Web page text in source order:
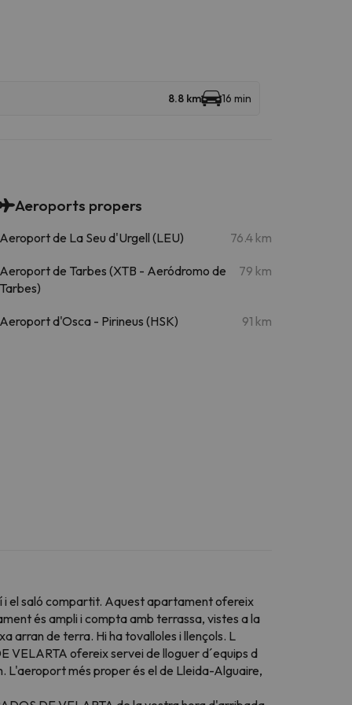
8.8 km 16 min
Aeroports propers
Aeroport de La Seu d'Urgell (LEU) 76.4 km
Aeroport de Tarbes (XTB - Aeródromo de
Tarbes)
79 km
Aeroport d'Osca - Pirineus (HSK) 91 km
i el saló compartit. Aquest apartament ofereix
és ampli i compta amb terrassa, vistes a la
arran de terra. Hi ha tovalloles i llençols. L
ofereix servei de lloguer d´equips d
L'aeroport més proper és el de Lleida-Alguaire,